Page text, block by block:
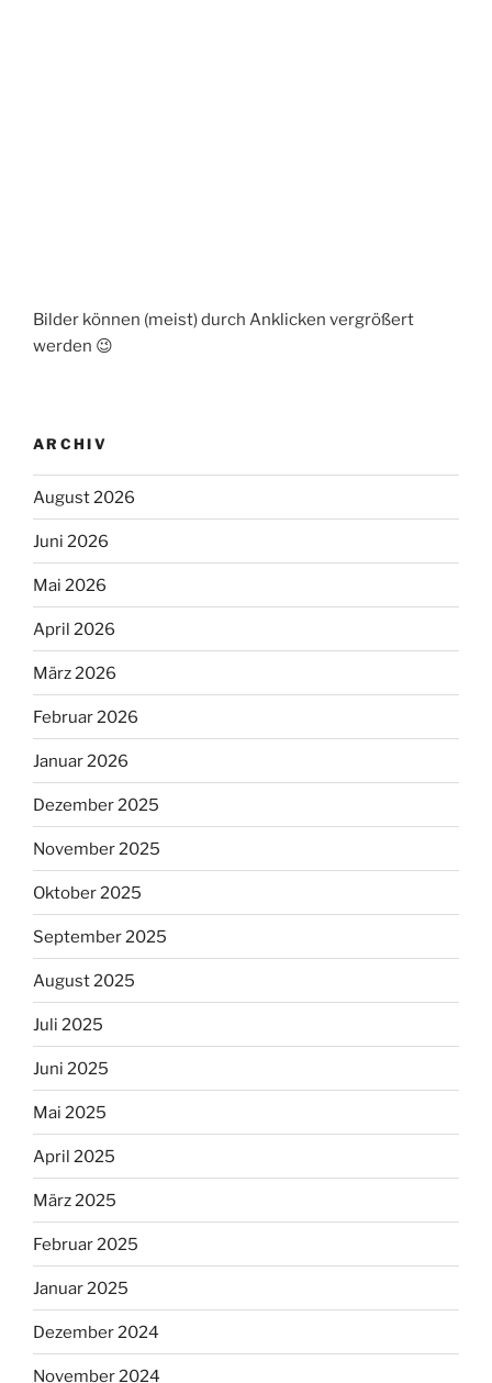
Bilder können (meist) durch Anklicken vergrößert
werden 😉
ARCHIV
August 2026
Juni 2026
Mai 2026
April 2026
März 2026
Februar 2026
Januar 2026
Dezember 2025
November 2025
Oktober 2025
September 2025
August 2025
Juli 2025
Juni 2025
Mai 2025
April 2025
März 2025
Februar 2025
Januar 2025
Dezember 2024
November 2024